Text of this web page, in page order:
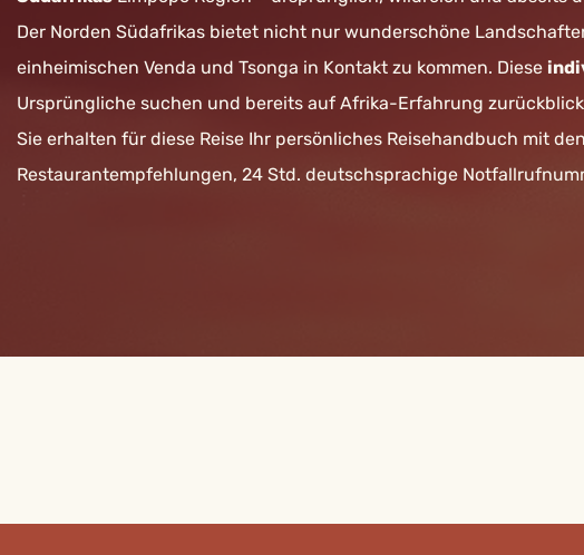
Der Norden Südafrikas bietet nicht nur wunderschöne
einheimischen Venda und Tsonga in Kontakt zu kommen. Diese
Ursprüngliche suchen und bereits auf Afrika-Erfahrung
Sie erhalten für diese Reise Ihr persönliches Reisehandbuch mit
Restaurantempfehlungen, 24 Std. deutschsprachige